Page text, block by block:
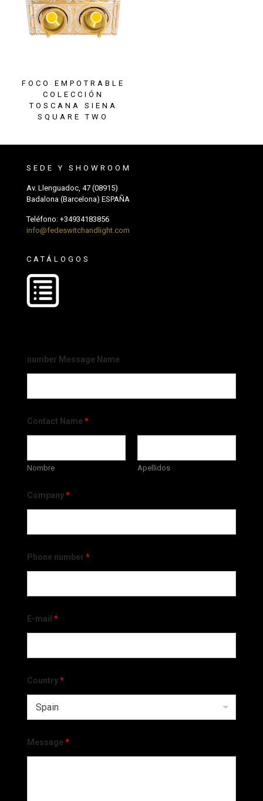
FOCO EMPOTRABLE
COLECCIÓN
TOSCANA SIENA
SQUARE TWO
SEDE Y SHOWROOM
Av. Llenguadoc, 47 (08915)
Badalona (Barcelona) ESPAÑA
Teléfono: +34934183856
info@fedeswitchandlight.com
CATÁLOGOS
number Message Name
Contact Name *
Nombre Apellidos
Company*
Phone number *
E-mail *
Country*
Message *